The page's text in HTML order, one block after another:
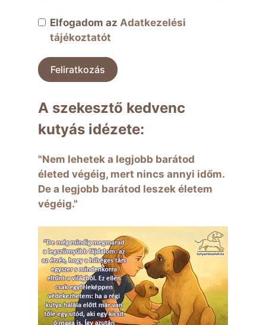
Elfogadom az Adatkezelési
tájékoztatót
Feliratkozás
A szekesztő kedvenc
kutyás idézete:
"Nem lehetek a legjobb barátod
életed végéig, mert nincs annyi időm.
De a legjobb barátod leszek életem
végéig."